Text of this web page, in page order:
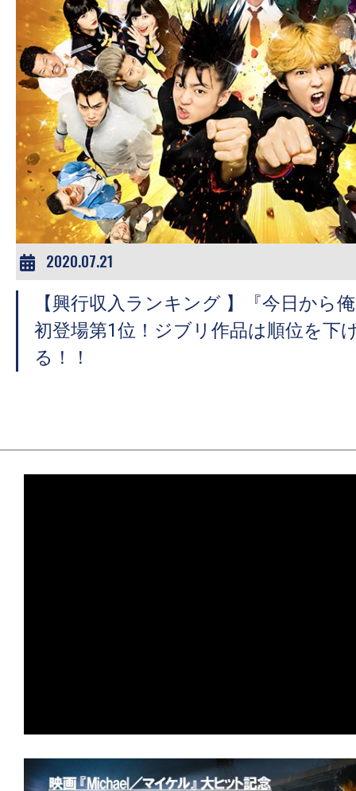
2020.07.21
【興行収入ランキング 】『今日から
初登場第1位！ジブリ作品は順位を下
る！！